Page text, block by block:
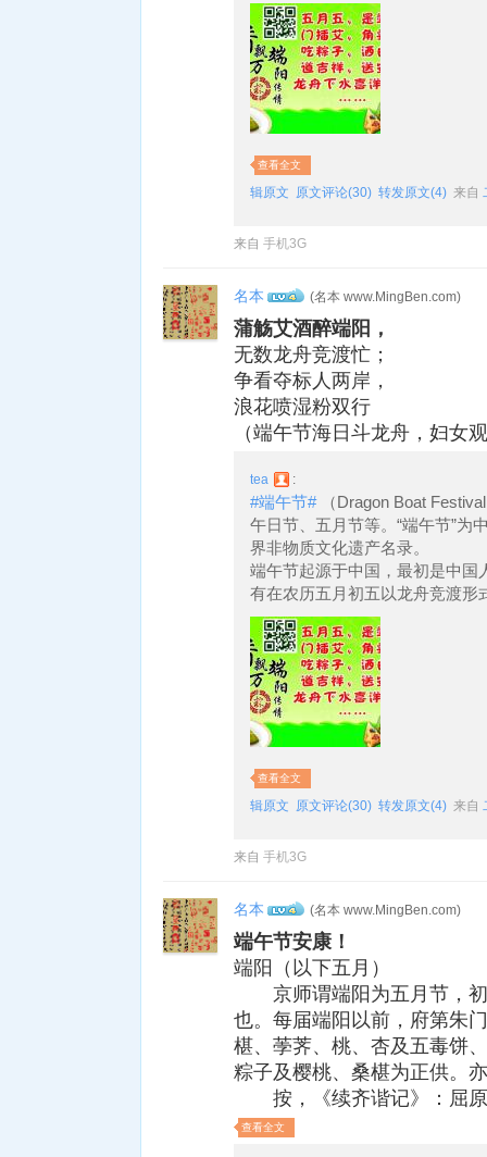
查看全文
辑原文 原文评论(30) 转发原文(4) 来自
来自 手机3G
名本 4
(名本 www.MingBen.com)
蒲觞艾酒醉端阳，
无数龙舟竞渡忙；
争看夺标人两岸，
浪花喷湿粉双行
（端午节海日斗龙舟，妇女
tea :
#端午节#（Dragon Boat
午日节、五月节等。“端午节”为
界非物质文化遗产名录。
端午节起源于中国，最初是中国
有在农历五月初五以龙舟竞渡形
查看全文
辑原文 原文评论(30) 转发原文(4) 来自
来自 手机3G
名本 4
(名本 www.MingBen.com)
端午节安康！
端阳（以下五月）
京师谓端阳为五月节，初
也。每届端阳以前，府第朱
椹、荸荠、桃、杏及五毒饼
粽子及樱桃、桑椹为正供。
按，《续齐谐记》：屈原
查看全文